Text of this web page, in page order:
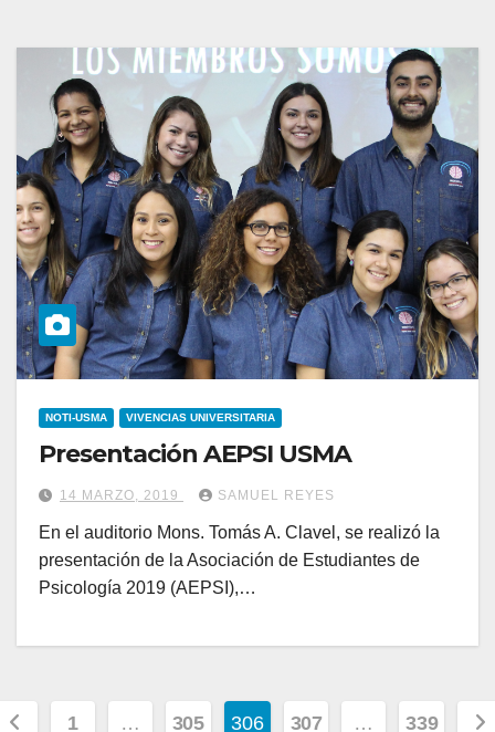
NOTI-USMA VIVENCIAS UNIVERSITARIA
Presentación AEPSI USMA
14 MARZO, 2019 SAMUEL REYES
En el auditorio Mons. Tomás A. Clavel, se realizó la
presentación de la Asociación de Estudiantes de
Psicología 2019 (AEPSI),…
1 … 305 306 307 … 339